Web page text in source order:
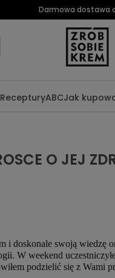
Darmowa dostawa
RecepturyABCJak
O JEJ
i doskonale swoją wiedzę
W weekend
podzielić się z Wami